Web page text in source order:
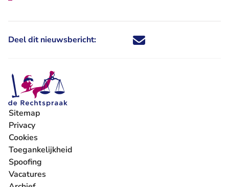
Deel dit nieuwsbericht: Deel dit nieuwsbericht via X -
Deel dit nieuwsbericht via
Deel dit nieuwsbericht
Deel dit
Sitemap
Privacy
Cookies
Toegankelijkheid
Spoofing
Vacatures
- U verlaat Rechtspraak.nl